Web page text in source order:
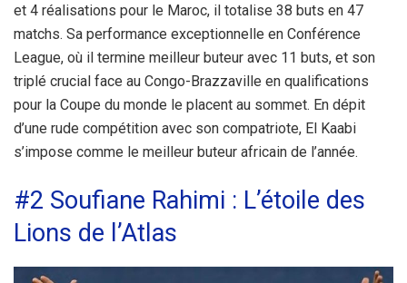
et 4 réalisations pour le Maroc, il totalise 38 buts en 47
matchs. Sa performance exceptionnelle en Conférence
League, où il termine meilleur buteur avec 11 buts, et son
triplé crucial face au Congo-Brazzaville en qualifications
pour la Coupe du monde le placent au sommet. En dépit
d’une rude compétition avec son compatriote, El Kaabi
s’impose comme le meilleur buteur africain de l’année.
#2 Soufiane Rahimi : L’étoile des
Lions de l’Atlas